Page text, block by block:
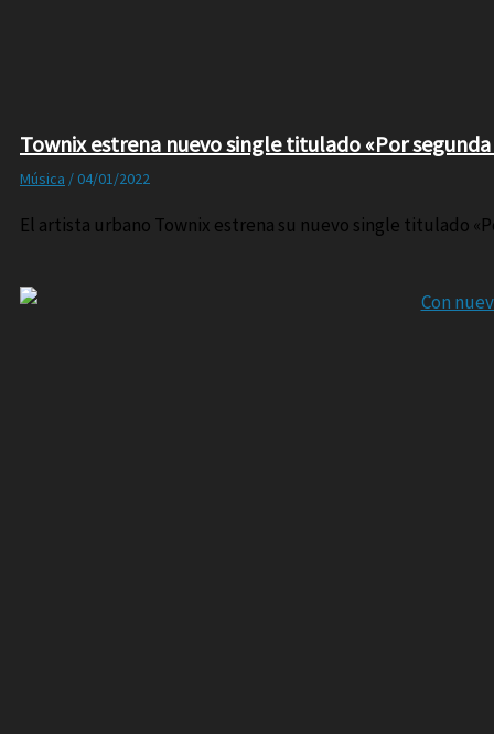
Townix estrena nuevo single titulado «Por segunda
Música / 04/01/2022
El artista urbano Townix estrena su nuevo single titulado